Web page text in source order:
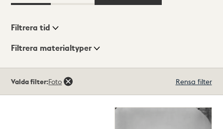
Visningsläge
Filtrera tid
Filtrera materialtyper
träffar
Valda filter:Foto Rensa filter